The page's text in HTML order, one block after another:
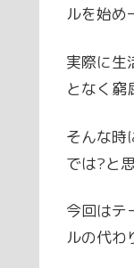
ルを始め
実際に生
となく窮
そんな時
では?と
今回はテ
ルの代わ